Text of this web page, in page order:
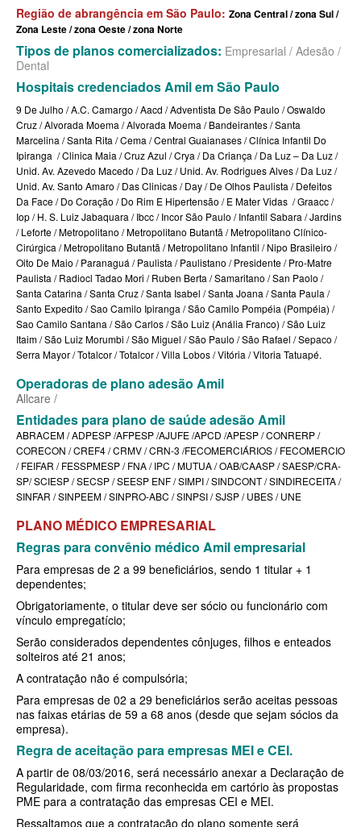
SOMPO PLANO DE SAÚDE EMPRESARIAL
SULAMERICA PLANO DE SAÚDE EMPRESARIAL
TOTAL MEDCARE PLANO DE SAÚDE EMPRESARIAL
TRASMONTANO PLANO DE SAÚDE EMPRESARIAL
UNIHOSP PLANO DE SAÚDE EMPRESARIAL
UNIMED CENTRAL PLANO DE SAÚDE EMPRESARIAL
UNIMED GUARULHOS PLANO DE SAÚDE EMPRESARIAL
ÚNICA PLANO DE SAÚDE EMPRESARIAL
CUIDAR ME PLANO DE SAÚDE INDIVIDUAL
CRUZ AZUL PLANO DE SAÚDE INDIVIDUAL
GARANTIA GS PLANO INDIVIDUAL
GNDI PLANO DE SAÚDE INDIVIDUAL
INTERCLINICAS PLANO DE SAÚDE INDIVIDUAL
KIPP PLANO DE SAÚDE INDIVIDUAL
MEDICAL HEALTH PLANO DE SAÚDE INDIVIDUAL
PLENA PLANO DE SAÚDE INDIVIDUAL
SANTA HELENA PLANO DE SAÚDE INDIVIDUAL
SANTARIS PLANO DE SAÚDE INDIVIDUAL
SÃO CRISTOVÃO PLANO DE SAÚDE INDIVIDUAL
SÃO MIGUEL PLANO DE SAÚDE INDIVIDUAL
STA CASA MAUÁ PLANO DE SAÚDE INDIVIDUAL
TOTAL MEDCARE PLANO DE SAÚDE INDIVIDUAL
ÚNICA PLANO DE SAÚDE INDIVIDUAL
UNIHOSP PLANO DE SAÚDE INDIVIDUAL
UNIMED GUARULHOS PLANO DE SAÚDE INDIVIDUAL
PLANO DE SAÚDE FAMILIAR
BLUE MED PLANO DE SAÚDE FAMILIAR
CRUZ AZUL PLANO DE SAÚDE FAMILIAR
CUIDAR ME PLANO DE SAÚDE FAMILIAR
GNDI PLANO DE SAÚDE FAMILIAR
GARANTIA GS PLANO DE SAÚDE FAMILIAR
Região de abrangência em São Paulo: Zona Central / zona Sul /
Zona Leste / zona Oeste / zona Norte
Tipos de planos comercializados: Empresarial / Adesão /
Dental
Hospitais credenciados Amil em São Paulo
9 De Julho / A.C. Camargo / Aacd / Adventista De São Paulo / Oswaldo
Cruz / Alvorada Moema / Alvorada Moema / Bandeirantes / Santa
Marcelina / Santa Rita / Cema / Central Guaianases / Clínica Infantil Do
Ipiranga / Clinica Maia / Cruz Azul / Crya / Da Criança / Da Luz – Da Luz /
Unid. Av. Azevedo Macedo / Da Luz / Unid. Av. Rodrigues Alves / Da Luz /
Unid. Av. Santo Amaro / Das Clinicas / Day / De Olhos Paulista / Defeitos
Da Face / Do Coração / Do Rim E Hipertensão / E Mater Vidas / Graacc /
Iop / H. S. Luiz Jabaquara / Ibcc / Incor São Paulo / Infantil Sabara / Jardins
/ Leforte / Metropolitano / Metropolitano Butantã / Metropolitano Clínico-
Cirúrgica / Metropolitano Butantã / Metropolitano Infantil / Nipo Brasileiro /
Oito De Maio / Paranaguá / Paulista / Paulistano / Presidente / Pro-Matre
Paulista / Radiocl Tadao Mori / Ruben Berta / Samaritano / San Paolo /
Santa Catarina / Santa Cruz / Santa Isabel / Santa Joana / Santa Paula /
Santo Expedito / Sao Camilo Ipiranga / São Camilo Pompéia (Pompéia) /
Sao Camilo Santana / São Carlos / São Luiz (Anália Franco) / São Luiz
Itaim / São Luiz Morumbi / São Miguel / São Paulo / São Rafael / Sepaco /
Serra Mayor / Totalcor / Totalcor / Villa Lobos / Vitória / Vitoria Tatuapé.
Operadoras de plano adesão Amil
Allcare /
Entidades para plano de saúde adesão Amil
ABRACEM / ADPESP /AFPESP /AJUFE /APCD /APESP / CONRERP /
CORECON / CREF4 / CRMV / CRN-3 /FECOMERCIÁRIOS / FECOMERCIO
/ FEIFAR / FESSPMESP / FNA / IPC / MUTUA / OAB/CAASP / SAESP/CRA-
SP/ SCIESP / SECSP / SEESP ENF / SIMPI / SINDCONT / SINDIRECEITA /
SINFAR / SINPEEM / SINPRO-ABC / SINPSI / SJSP / UBES / UNE
PLANO MÉDICO EMPRESARIAL
Regras para convênio médico Amil empresarial
Para empresas de 2 a 99 beneficiários, sendo 1 titular + 1
dependentes;
Obrigatoriamente, o titular deve ser sócio ou funcionário com
vínculo empregatício;
Serão considerados dependentes cônjuges, filhos e enteados
solteiros até 21 anos;
A contratação não é compulsória;
Para empresas de 02 a 29 beneficiários serão aceitas pessoas
nas faixas etárias de 59 a 68 anos (desde que sejam sócios da
empresa).
Regra de aceitação para empresas MEI e CEI.
A partir de 08/03/2016, será necessário anexar a Declaração de
Regularidade, com firma reconhecida em cartório às propostas
PME para a contratação das empresas CEI e MEI.
Ressaltamos que a contratação do plano somente será